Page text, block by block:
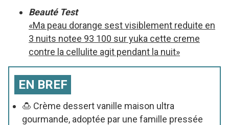
Beauté Test
«Ma peau dorange sest visiblement reduite en
3 nuits notee 93 100 sur yuka cette creme
contre la cellulite agit pendant la nuit»
EN BREF
🍮 Crème dessert vanille maison ultra
gourmande, adoptée par une famille pressée